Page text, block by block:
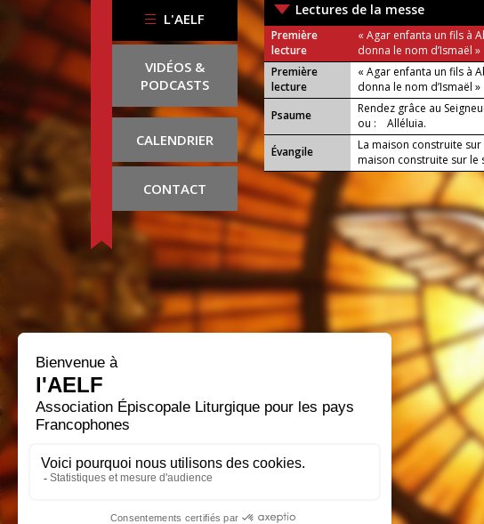
L'AELF
VIDÉOS &
PODCASTS
CALENDRIER
CONTACT
Lectures de la messe
Première
lecture
« Agar enfanta un fils à
donna le nom d’Ismaël »
Première
lecture
« Agar enfanta un fils à
donna le nom d’Ismaël »
Psaume
Rendez grâce au
ou : Alléluia.
Évangile
La maison construite
maison construite sur le